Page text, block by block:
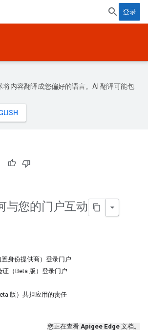
登录
将内容翻译成您偏好的语言。AI 翻译可能包
与您的门户互动
身份提供商）登录门户
证（Beta 版）登录门户
版）共担应用的责任
您正在查看 Apigee Edge 文档。